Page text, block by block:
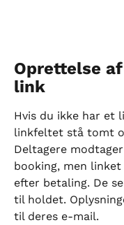
Oprettelse
link
Hvis du ikke har et
linkfeltet stå tomt
Deltagere
booking, men
efter betaling. De
til holdet.
til deres e-mail.